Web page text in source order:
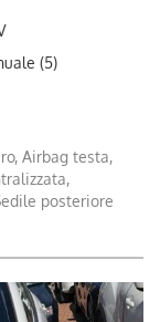
(5)
Airbag testa,
posteriore